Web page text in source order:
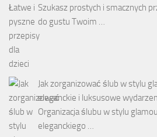
Szukasz prostych i smacznych
do gustu Twoim …
Jak zorganizować ślub w stylu
eleganckie i luksusowe
Organizacja ślubu w stylu
eleganckiego …